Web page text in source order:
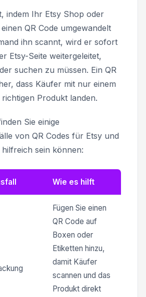
indem Ihr Etsy Shop oder
QR Code umgewandelt
ihn scannt, wird er sofort
Etsy-Seite weitergeleitet,
suchen zu müssen. Ein QR
dass Käufer mit nur einem
Produkt landen.
Sie einige
von QR Codes für Etsy und
sein können:
Wie es hilft
Fügen Sie einen
QR Code auf
Boxen oder
Etiketten hinzu,
damit Käufer
scannen und das
Produkt direkt